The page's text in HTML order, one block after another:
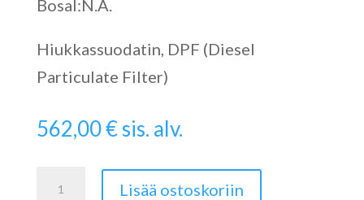
Bosal:N.A.
Hiukkassuodatin, DPF (Diesel
Particulate Filter)
562,00€sis. alv.
Lisää ostoskoriin